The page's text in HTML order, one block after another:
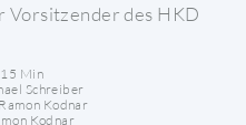
Vorsitzender des HKD
Min
Schreiber
Kodnar
Kodnar